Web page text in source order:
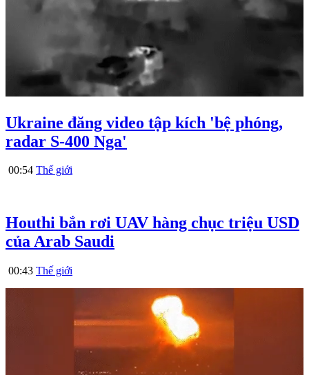
Ukraine đăng video tập kích 'bệ phóng,
radar S-400 Nga'
00:54 Thế giới
Houthi bắn rơi UAV hàng chục triệu USD
của Arab Saudi
00:43 Thế giới